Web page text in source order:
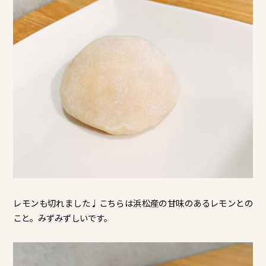
レモンも切れました♩こちらは浜松産の甘味のあるレモンとの
こと。みずみずしいです。